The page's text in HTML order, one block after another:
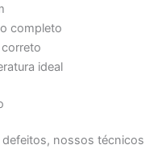
completo
ideal
defeitos, nossos técnicos